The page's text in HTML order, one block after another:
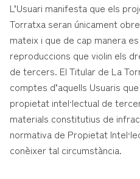
L’Usuari manifesta que els
Torratxa seran únicament
mateix i que de cap manera
reproduccions que violin els
de tercers. El Titular de La
comptes d’aquells Usuaris
propietat intel·lectual de
materials constitutius de
normativa de Propietat
conèixer tal circumstància.